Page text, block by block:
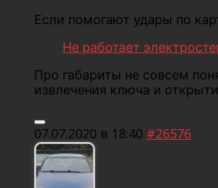
Если помогают удары по
Не работает
Про габариты не совсем
извлечения ключа и
07.07.2020 в 18:40 #26576